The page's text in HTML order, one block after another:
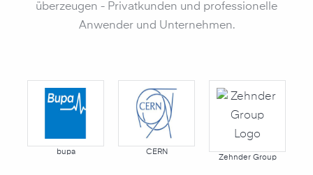
überzeugen - Privatkunden und professionelle
Anwender und Unternehmen.
bupa CERN
Zehnder Group